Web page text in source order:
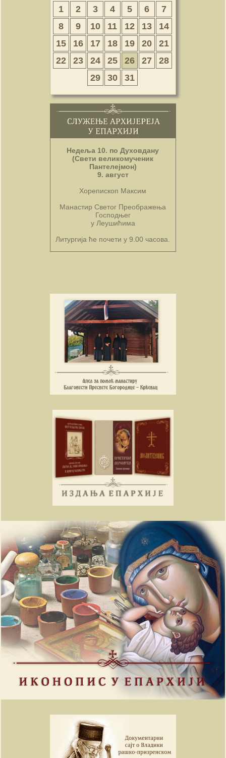
1 2 3 4 5 6
7
8
9 10 11 12 13
14
15
16 17 18 19 20
21
22
23 24 25 26 27
28
29
30 31
Недеља 10. по Духовдану
(Свети великомученик
Пантелејмон)
9. август
Хорепископ Максим
Манастир Светог Преображења
Господњег
у Леушићима
Литургија ће почети у 9.00 часова.